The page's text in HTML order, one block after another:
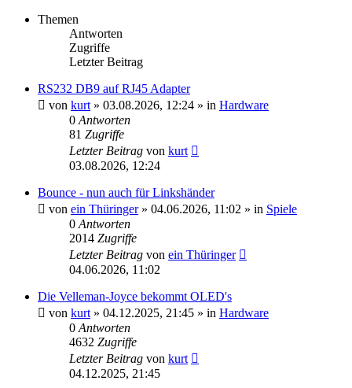
Themen
Antworten
Zugriffe
Letzter Beitrag
RS232 DB9 auf RJ45 Adapter
von kurt » 03.08.2026, 12:24 » in Hardware
0 Antworten
81 Zugriffe
Letzter Beitrag von kurt
03.08.2026, 12:24
Bounce - nun auch für Linkshänder
von ein Thüringer» 04.06.2026, 11:02 » in Spiele
0 Antworten
2014 Zugriffe
Letzter Beitrag von ein Thüringer
04.06.2026, 11:02
Die Velleman-Joyce bekommt OLED's
von kurt » 04.12.2025, 21:45 » in Hardware
0 Antworten
4632 Zugriffe
Letzter Beitrag von kurt
04.12.2025, 21:45